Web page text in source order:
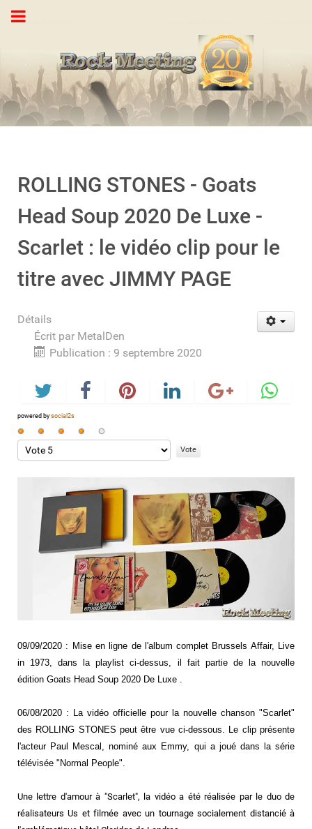
ROLLING STONES - Goats
Head Soup 2020 De Luxe -
Scarlet : le vidéo clip pour le
titre avec JIMMY PAGE
Détails
Écrit par MetalDen
Publication : 9 septembre 2020
powered by social2s
Vote
utilisateur:
Veuillez
voter
09/09/2020 : Mise en ligne de l'album complet Brussels Affair, Live
in 1973, dans la playlist ci-dessus, il fait partie de la nouvelle
édition Goats Head Soup 2020 De Luxe .
06/08/2020 : La vidéo officielle pour la nouvelle chanson "Scarlet"
des ROLLING STONES peut être vue ci-dessous. Le clip présente
l'acteur Paul Mescal, nominé aux Emmy, qui a joué dans la série
télévisée "Normal People".
Une lettre d'amour à "Scarlet", la vidéo a été réalisée par le duo de
réalisateurs Us et filmée avec un tournage socialement distancié à